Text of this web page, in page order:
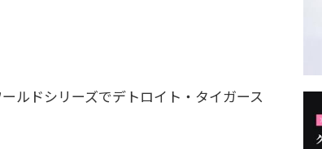
ルドシリーズでデトロイト・タイガース